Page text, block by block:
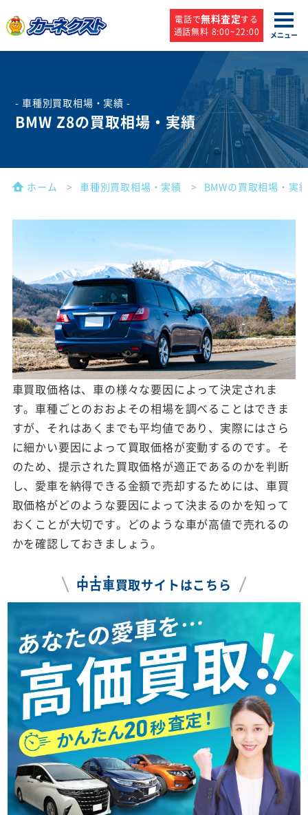
電話で無料査定する
通話無料 8:00~22:00
メニュー
- 車種別買取相場・実績 -
BMW Z8の買取相場・実績
ホーム 車種別買取相場・実績 BMWの買取相場・実
車買取価格は、車の様々な要因によって決定されま
す。車種ごとのおおよその相場を調べることはできま
すが、それはあくまでも平均値であり、実際にはさら
に細かい要因によって買取価格が変動するのです。そ
のため、提示された買取価格が適正であるのかを判断
し、愛車を納得できる金額で売却するためには、車買
取価格がどのような要因によって決まるのかを知って
おくことが大切です。どのような車が高値で売れるの
かを確認しておきましょう。
中古車買取サイトはこちら